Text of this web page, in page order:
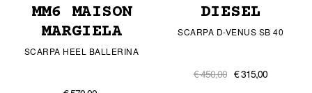
MM6 MAISON
MARGIELA
SCARPA HEEL BALLERINA
DIESEL
SCARPA D-VENUS SB 40
€ 450,00 € 315,00